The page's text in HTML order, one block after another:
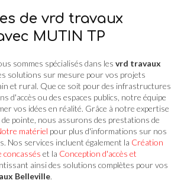
de vrd travaux
MUTIN TP
sommes spécialisés dans les vrd travaux
solutions sur mesure pour vos projets
et rural. Que ce soit pour des infrastructures
d'accès ou des espaces publics, notre équipe
vos idées en réalité. Grâce à notre expertise
pointe, nous assurons des prestations de
matériel pour plus d'informations sur nos
Nos services incluent également la Création
concassés et la Conception d'accès et
ainsi des solutions complètes pour vos
Belleville.